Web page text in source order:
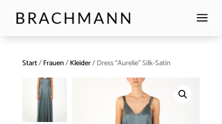
a
Start/Frauen/Kleider/ Dress “Aurelie” Silk-Satin